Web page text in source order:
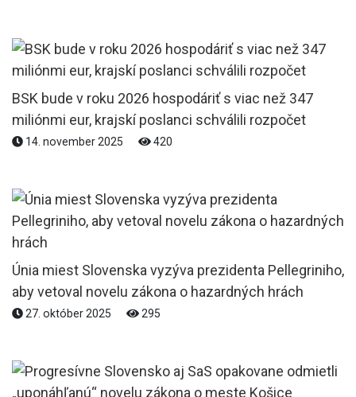
BSK bude v roku 2026 hospodáriť s viac než 347
miliónmi eur, krajskí poslanci schválili rozpočet
14. november 2025 420
Únia miest Slovenska vyzýva prezidenta Pellegriniho,
aby vetoval novelu zákona o hazardných hrách
27. október 2025 295